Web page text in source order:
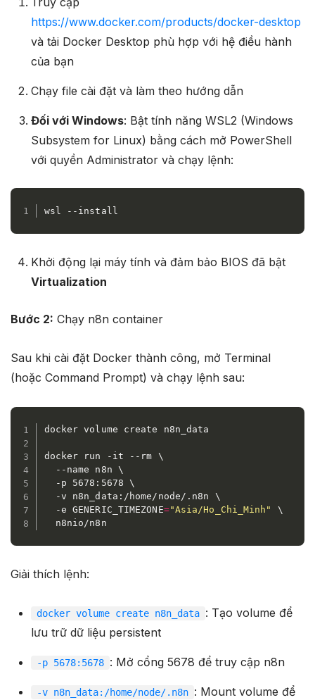
https://www.docker.com/products/docker-desktop
và tải Docker Desktop phù hợp với hệ điều hành
của bạn
Chạy file cài đặt và làm theo hướng dẫn
Đối với Windows: Bật tính năng WSL2 (Windows
Subsystem for Linux) bằng cách mở PowerShell
với quyền Administrator và chạy lệnh:
wsl --install
Khởi động lại máy tính và đảm bảo BIOS đã bật
Virtualization
Bước 2: Chạy n8n container
Sau khi cài đặt Docker thành công, mở Terminal
(hoặc Command Prompt) và chạy lệnh sau:
docker volume create n8n_data
docker run -it --rm \
  --name n8n \
  -p 5678:5678 \
  -v n8n_data:/home/node/.n8n \
  -e GENERIC_TIMEZONE
="Asia/Ho_Chi_Minh"
\
  n8nio/n8n
Giải thích lệnh:
docker volume create n8n_data : Tạo volume để
lưu trữ dữ liệu persistent
-p 5678:5678 : Mở cổng 5678 để truy cập n8n
-v n8n_data:/home/node/.n8n : Mount volume để